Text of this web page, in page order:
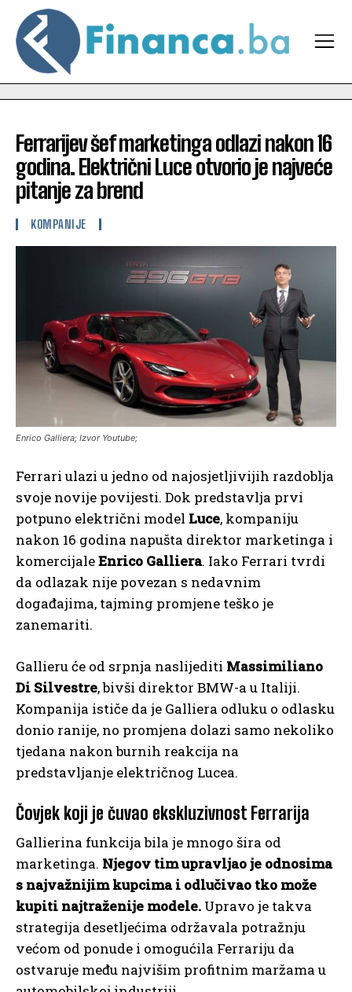
Ferrarijev šef marketinga odlazi nakon 16
godina. Električni Luce otvorio je najveće
pitanje za brend
KOMPANIJE
Enrico Galliera; Izvor Youtube;
Ferrari ulazi u jedno od najosjetljivijih razdoblja
svoje novije povijesti. Dok predstavlja prvi
potpuno električni model Luce, kompaniju
nakon 16 godina napušta direktor marketinga i
komercijaleEnrico Galliera. Iako Ferrari tvrdi
da odlazak nije povezan s nedavnim
događajima, tajming promjene teško je
zanemariti.
Gallieru će od srpnja naslijediti Massimiliano
Di Silvestre, bivši direktor BMW-a u Italiji.
Kompanija ističe da je Galliera odluku o odlasku
donio ranije, no promjena dolazi samo nekoliko
tjedana nakon burnih reakcija na
predstavljanje električnog Lucea.
Čovjek koji je čuvao ekskluzivnost Ferrarija
Gallierina funkcija bila je mnogo šira od
marketinga. Njegov tim upravljao je odnosima
s najvažnijim kupcima i odlučivao tko može
kupiti najtraženije modele. Upravo je takva
strategija desetljećima održavala potražnju
većom od ponude i omogućila Ferrariju da
ostvaruje među najvišim profitnim maržama u